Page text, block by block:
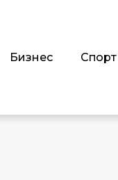
Бизнес Спорт